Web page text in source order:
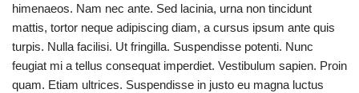
himenaeos. Nam nec ante. Sed lacinia, urna non tincidunt
mattis, tortor neque adipiscing diam, a cursus ipsum ante quis
turpis. Nulla facilisi. Ut fringilla. Suspendisse potenti. Nunc
feugiat mi a tellus consequat imperdiet. Vestibulum sapien. Proin
quam. Etiam ultrices. Suspendisse in justo eu magna luctus